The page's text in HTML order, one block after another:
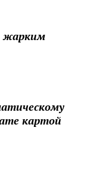
картой